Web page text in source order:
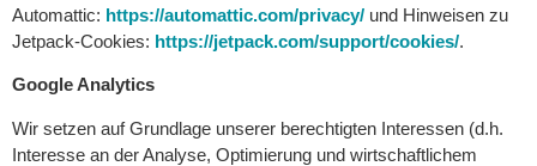
Automattic: https://automattic.com/privacy/ und Hinweisen zu
Jetpack-Cookies: https://jetpack.com/support/cookies/.
Google Analytics
Wir setzen auf Grundlage unserer berechtigten Interessen (d.h.
Interesse an der Analyse, Optimierung und wirtschaftlichem